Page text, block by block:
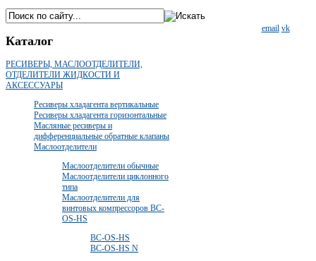
email vk
Каталог
РЕСИВЕРЫ, МАСЛООТДЕЛИТЕЛИ,
ОТДЕЛИТЕЛИ ЖИДКОСТИ И
АКСЕССУАРЫ
Ресиверы хладагента вертикальные
Ресиверы хладагента горизонтальные
Масляные ресиверы и
дифференциальные обратные клапаны
Маслоотделители
Маслоотделители обычные
Маслоотделители циклонного
типа
Маслоотделители для
винтовых компрессоров ВС-
OS-HS
ВС-OS-HS
ВС-OS-HS N